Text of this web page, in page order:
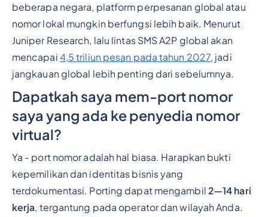
beberapa negara, platform perpesanan global atau
nomor lokal mungkin berfungsi lebih baik. Menurut
Juniper Research, lalu lintas SMS A2P global akan
mencapai 4,5 triliun pesan pada tahun 2027, jadi
jangkauan global lebih penting dari sebelumnya.
Dapatkah saya mem-port nomor
saya yang ada ke penyedia nomor
virtual?
Ya - port nomor adalah hal biasa. Harapkan bukti
kepemilikan dan identitas bisnis yang
terdokumentasi. Porting dapat mengambil 2—14 hari
kerja, tergantung pada operator dan wilayah Anda.